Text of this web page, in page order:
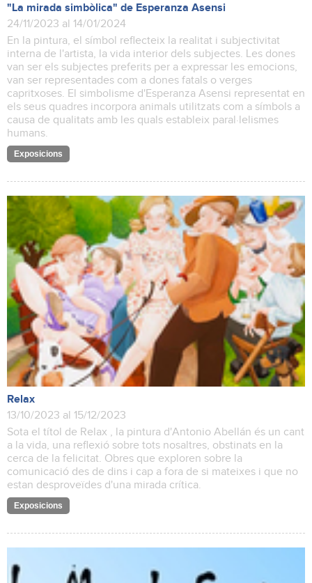
"La mirada simbòlica" de Esperanza Asensi
24/11/2023 al 14/01/2024
En la pintura, el símbol reflecteix la realitat i subjectivitat
interna de l'artista, la vida interior dels subjectes. Les dones
van ser els subjectes preferits per a expressar les emocions,
van ser representades com a dones fatals o verges
capritxoses. El simbolisme d'Esperanza Asensi representat en
els seus quadres incorpora animals utilitzats com a símbols a
causa de qualitats amb les quals estableix paral·lelismes
humans.
Exposicions
Relax
13/10/2023 al 15/12/2023
Sota el títol de Relax , la pintura d'Antonio Abellán és un cant
a la vida, una reflexió sobre tots nosaltres, obstinats en la
cerca de la felicitat. Obres que exploren sobre la
comunicació des de dins i cap a fora de si mateixes i que no
estan desproveïdes d'una mirada crítica.
Exposicions